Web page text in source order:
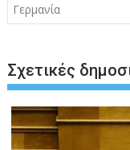
Γερμανία
Σχετικές